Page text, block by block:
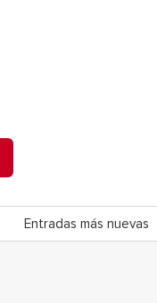
Entradas más nuevas